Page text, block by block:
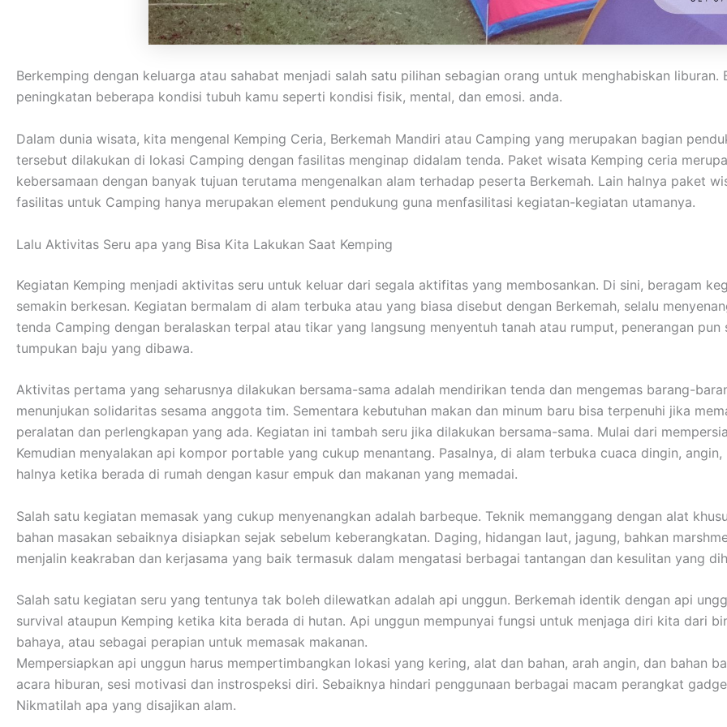
Berkemping dengan keluarga atau sahabat menjadi salah satu pilihan sebagian orang untuk menghabiskan
peningkatan beberapa kondisi tubuh kamu seperti kondisi fisik, mental, dan emosi. anda.
Dalam dunia wisata, kita mengenal Kemping Ceria, Berkemah Mandiri atau Camping yang merupakan bagian
tersebut dilakukan di lokasi Camping dengan fasilitas menginap didalam tenda. Paket wisata Kemping ceria
kebersamaan dengan banyak tujuan terutama mengenalkan alam terhadap peserta Berkemah. Lain halnya paket
fasilitas untuk Camping hanya merupakan element pendukung guna menfasilitasi kegiatan-kegiatan utamanya.
Lalu Aktivitas Seru apa yang Bisa Kita Lakukan Saat Kemping
Kegiatan Kemping menjadi aktivitas seru untuk keluar dari segala aktifitas yang membosankan. Di sini, beragam
semakin berkesan. Kegiatan bermalam di alam terbuka atau yang biasa disebut dengan Berkemah, selalu
tenda Camping dengan beralaskan terpal atau tikar yang langsung menyentuh tanah atau rumput, penerangan
tumpukan baju yang dibawa.
Aktivitas pertama yang seharusnya dilakukan bersama-sama adalah mendirikan tenda dan mengemas barang-
menunjukan solidaritas sesama anggota tim. Sementara kebutuhan makan dan minum baru bisa terpenuhi jika
peralatan dan perlengkapan yang ada. Kegiatan ini tambah seru jika dilakukan bersama-sama. Mulai dari
Kemudian menyalakan api kompor portable yang cukup menantang. Pasalnya, di alam terbuka cuaca dingin,
halnya ketika berada di rumah dengan kasur empuk dan makanan yang memadai.
Salah satu kegiatan memasak yang cukup menyenangkan adalah barbeque. Teknik memanggang dengan alat
bahan masakan sebaiknya disiapkan sejak sebelum keberangkatan. Daging, hidangan laut, jagung, bahkan
menjalin keakraban dan kerjasama yang baik termasuk dalam mengatasi berbagai tantangan dan kesulitan yang
Salah satu kegiatan seru yang tentunya tak boleh dilewatkan adalah api unggun. Berkemah identik dengan api
survival ataupun Kemping ketika kita berada di hutan. Api unggun mempunyai fungsi untuk menjaga diri kita dari
bahaya, atau sebagai perapian untuk memasak makanan.
Mempersiapkan api unggun harus mempertimbangkan lokasi yang kering, alat dan bahan, arah angin, dan bahan
acara hiburan, sesi motivasi dan instrospeksi diri. Sebaiknya hindari penggunaan berbagai macam perangkat
Nikmatilah apa yang disajikan alam.